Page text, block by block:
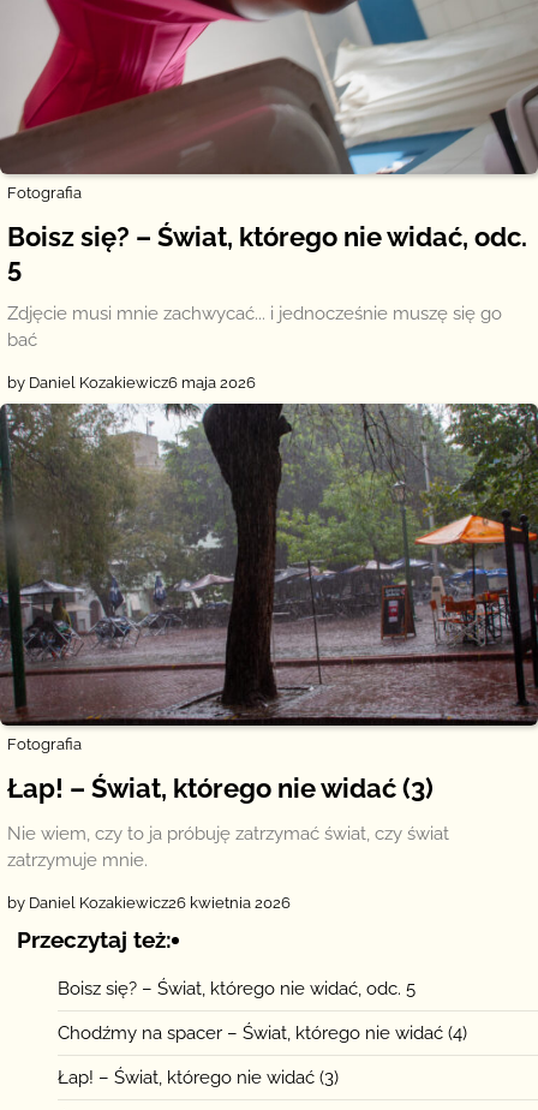
Fotografia
Boisz się? – Świat, którego nie widać, odc.
5
Zdjęcie musi mnie zachwycać... i jednocześnie muszę się go
bać
by Daniel Kozakiewicz6 maja 2026
Fotografia
Łap! – Świat, którego nie widać (3)
Nie wiem, czy to ja próbuję zatrzymać świat, czy świat
zatrzymuje mnie.
by Daniel Kozakiewicz26 kwietnia 2026
Przeczytaj też:
Boisz się? – Świat, którego nie widać, odc. 5
Chodźmy na spacer – Świat, którego nie widać (4)
Łap! – Świat, którego nie widać (3)